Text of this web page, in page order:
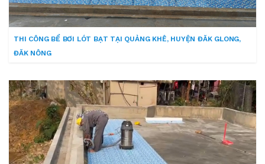
THI CÔNG BỂ BƠI LÓT BẠT TẠI QUẢNG KHÊ, HUYỆN ĐĂK GLONG,
ĐĂK NÔNG